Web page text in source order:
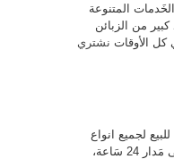
المتنوعة
من الزبائن
كل الأوقات نشتري
لجميع انواع
السيارات بخيطان، حيث نعمل على مَدار 24 سَاعة،